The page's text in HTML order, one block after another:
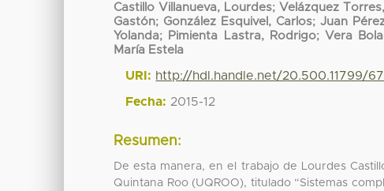
Castillo Villanueva, Lourdes; Velázquez
Gastón; González Esquivel, Carlos; Juan
Yolanda; Pimienta Lastra, Rodrigo; Vera
María Estela
URI: http://hdl.handle.net/20.500.11799/
Fecha: 2015-12
Resumen:
De esta manera, en el trabajo de Lourdes
Quintana Roo (UQROO), titulado “Sistemas